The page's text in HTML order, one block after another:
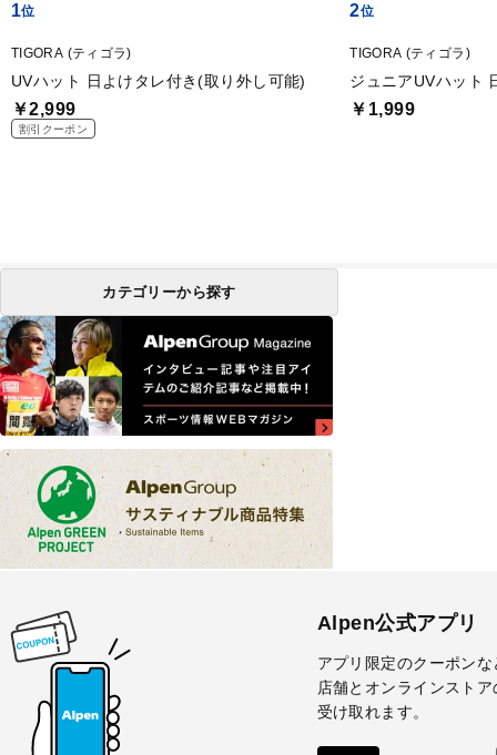
1
TIGORA (ティゴラ)
UVハット 日よけタレ付き(取り外し可能)
￥2,999
割引クーポン
2
TIGORA (ティゴラ)
ジュニアUVハット
￥1,999
カテゴリーから探す
Alpen公式アプリ
アプリ限定のクーポンな
店舗とオンラインスト
受け取れます。